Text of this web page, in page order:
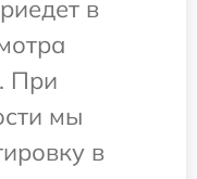
в
При
мы
в